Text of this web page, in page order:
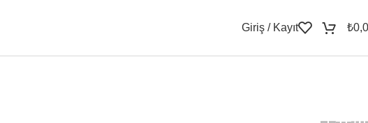
Giriş / Kayıt ₺